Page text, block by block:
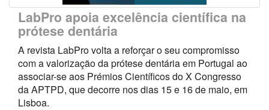
LabPro apoia excelência científica na
prótese dentária
A revista LabPro volta a reforçar o seu compromisso
com a valorização da prótese dentária em Portugal ao
associar-se aos Prémios Científicos do X Congresso
da APTPD, que decorre nos dias 15 e 16 de maio, em
Lisboa.